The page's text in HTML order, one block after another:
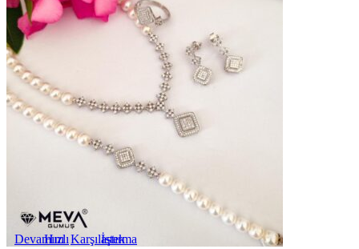
Devamını
HızlıKarşılaştırma
İstek